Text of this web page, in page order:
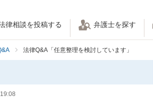
律相談を投稿する 弁護士を探す
法律Q&A「任意整理を検討しています」